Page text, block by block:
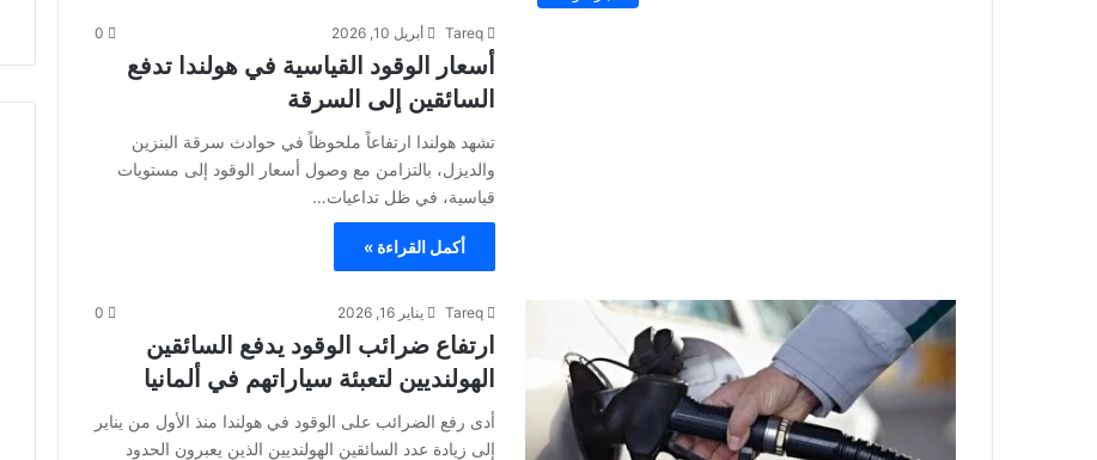
Tareq أبريل 10, 2026 0
أسعار الوقود القياسية في هولندا تدفع
السائقين إلى السرقة
تشهد هولندا ارتفاعاً ملحوظاً في حوادث سرقة البنزين
والديزل، بالتزامن مع وصول أسعار الوقود إلى مستويات
قياسية، في ظل تداعيات…
أكمل القراءة »
Tareq يناير 16, 2026 0
ارتفاع ضرائب الوقود يدفع السائقين
الهولنديين لتعبئة سياراتهم في ألمانيا
أدى رفع الضرائب على الوقود في هولندا منذ الأول من يناير
إلى زيادة عدد السائقين الهولنديين الذين يعبرون الحدود